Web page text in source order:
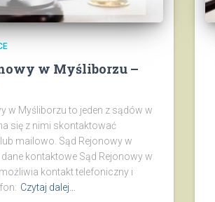
w Myśliborzu –
w Myśliborzu to jeden z sądów w
się z nimi skontaktować
mailowo. Sąd Rejonowy w
kontaktowe Sąd Rejonowy w
kontakt telefoniczny i
Czytaj dalej…